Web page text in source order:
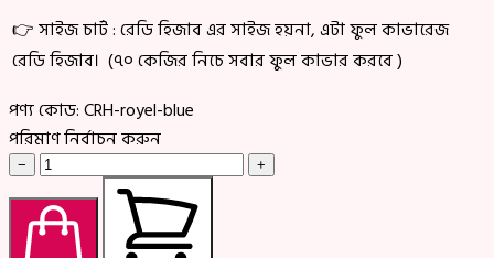
👉 সাইজ চার্ট : রেডি হিজাব এর সাইজ হয়না, এটা ফুল কাভারেজ
রেডি হিজাব। (৭০ কেজির নিচে সবার ফুল কাভার করবে )
পণ্য কোড:CRH-royel-blue
পরিমাণ নির্বাচন করুন
− +